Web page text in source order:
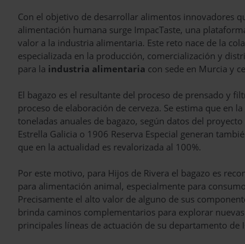
Con el objetivo de desarrollar alimentos innovadores
alimentación humana surge ImpacTaste, una
valor a la industria alimentaria. Este reto nace de la
especializada en la producción, comercialización y
para la industria alimentaria con sede en Murcia y
El bagazo es el resultante del proceso de prensado y
proceso de elaboración de cerveza. Se estima que en
toneladas anuales de bagazo, según datos del
Estrella Galicia o 1906 Reserva Especial generan
que en la actualidad es revalorizada al 100%.
Por este motivo, para Hijos de Rivera el bagazo es
para alimentación animal, especialmente para
Precisamente el alto valor de alguno de sus
brinda caminos complementarios para explorar
principales líneas de actuación de su departamento de